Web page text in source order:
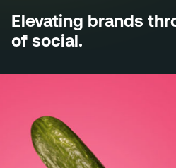
Brand
PR & Media
Menu
Services
Elevating brands
of social.